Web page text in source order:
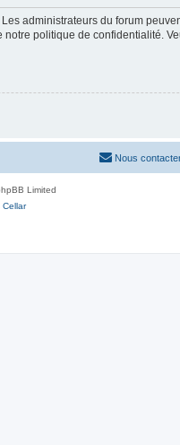
administrateurs du forum
politique de confidentialité.
Nous
Limited
Cellar